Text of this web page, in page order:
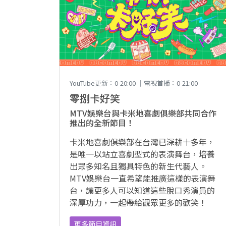
YouTube更新：0-20:00 ｜電視首播：0-21:00
零捌卡好笑
MTV娛樂台與卡米地喜劇俱樂部共同合作
推出的全新節目！
卡米地喜劇俱樂部在台灣已深耕十多年，
是唯一以站立喜劇型式的表演舞台，培養
出眾多知名且獨具特色的新生代藝人。
MTV娛樂台一直希望能推廣這樣的表演舞
台，讓更多人可以知道這些脫口秀演員的
深厚功力，一起帶給觀眾更多的歡笑！
更多節目資訊